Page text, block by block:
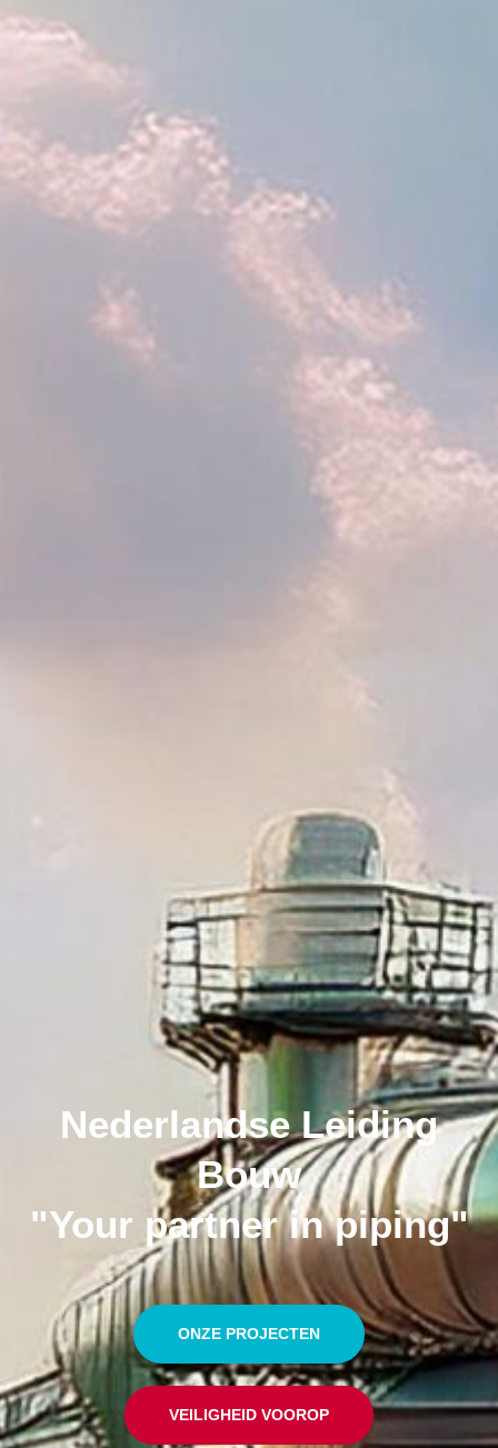
Nederlandse Leiding
Bouw
"Your partner in piping"
ONZE PROJECTEN
VEILIGHEID VOOROP